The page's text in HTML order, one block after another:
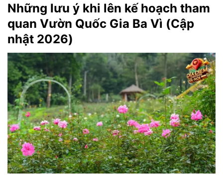
Những lưu ý khi lên kế hoạch tham
quan Vườn Quốc Gia Ba Vì (Cập
nhật 2026)